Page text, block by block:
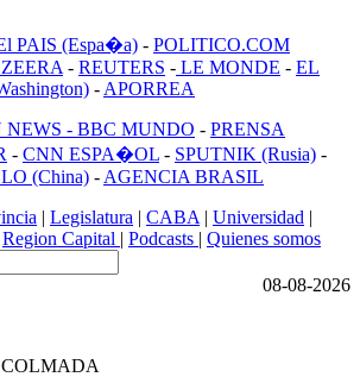
PAIS (Espa�a) - POLITICO.COM
- REUTERS - LE MONDE - EL
- APORREA
NEWS - BBC MUNDO - PRENSA
- CNN ESPA�OL - SPUTNIK (Rusia) -
(China) - AGENCIA BRASIL
| Legislatura | CABA | Universidad |
Region Capital | Podcasts | Quienes somos
08-08-2026